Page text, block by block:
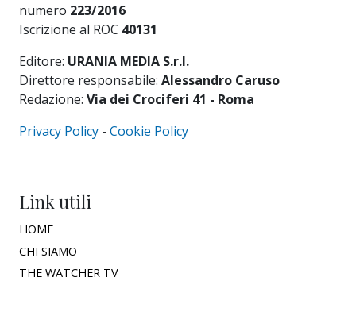
numero 223/2016
Iscrizione al ROC 40131
Editore: URANIA MEDIA S.r.l.
Direttore responsabile: Alessandro Caruso
Redazione: Via dei Crociferi 41 - Roma
Privacy Policy - Cookie Policy
Link utili
HOME
CHI SIAMO
THE WATCHER TV